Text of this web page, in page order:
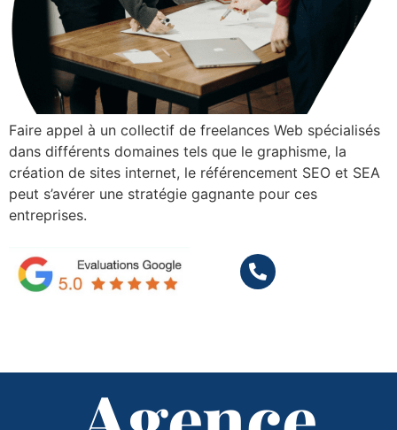
Faire appel à un collectif de freelances Web spécialisés
dans différents domaines tels que le graphisme, la
création de sites internet, le référencement SEO et SEA
peut s’avérer une stratégie gagnante pour ces
entreprises.